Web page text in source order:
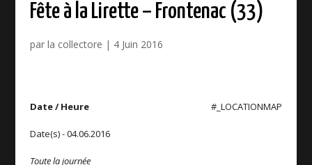
Fête à la Lirette – Frontenac (33)
par la collectore | 4 Juin 2016
#_LOCATIONMAP
Date / Heure
Date(s) - 04.06.2016
Toute la journée